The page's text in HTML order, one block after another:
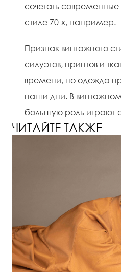
сочетать
стиле 70-х, например.
Признак винтажного
силуэтов, принтов и
времени, но одежда
наши дни. В
большую роль играют
ЧИТАЙТЕ ТАКЖЕ